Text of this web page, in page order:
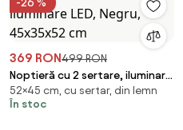
-26 %
369 RON499 RON
Noptieră cu 2 sertare, iluminare
LED, Negru, 45x35x52 cm
52×45 cm, cu sertar, din lemn
În stoc